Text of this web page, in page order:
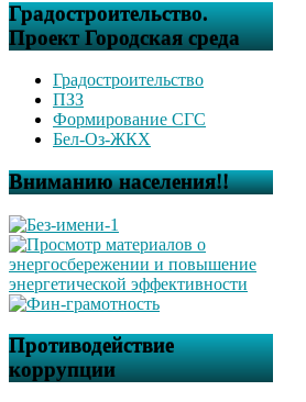
Градостроительство.
Проект Городская среда
Градостроительство
ПЗЗ
Формирование СГС
Бел-Оз-ЖКХ
Вниманию населения!!
Противодействие
коррупции